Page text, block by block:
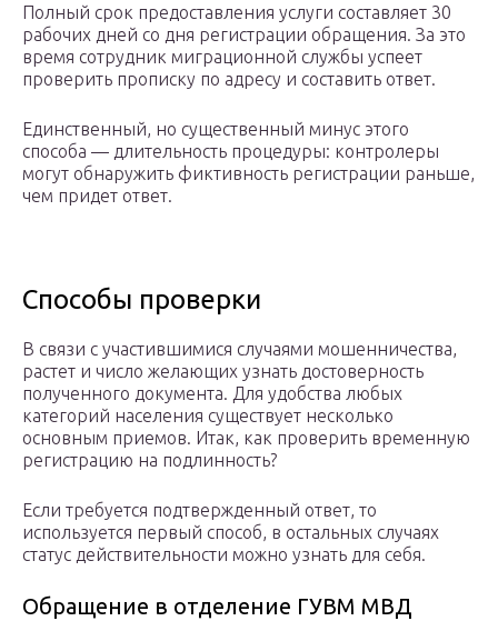
Полный срок предоставления услуги составляет 30
рабочих дней со дня регистрации обращения. За это
время сотрудник миграционной службы успеет
проверить прописку по адресу и составить ответ.
Единственный, но существенный минус этого
способа — длительность процедуры: контролеры
могут обнаружить фиктивность регистрации раньше,
чем придет ответ.
Способы проверки
В связи с участившимися случаями мошенничества,
растет и число желающих узнать достоверность
полученного документа. Для удобства любых
категорий населения существует несколько
основным приемов. Итак, как проверить временную
регистрацию на подлинность?
Если требуется подтвержденный ответ, то
используется первый способ, в остальных случаях
статус действительности можно узнать для себя.
Обращение в отделение ГУВМ МВД